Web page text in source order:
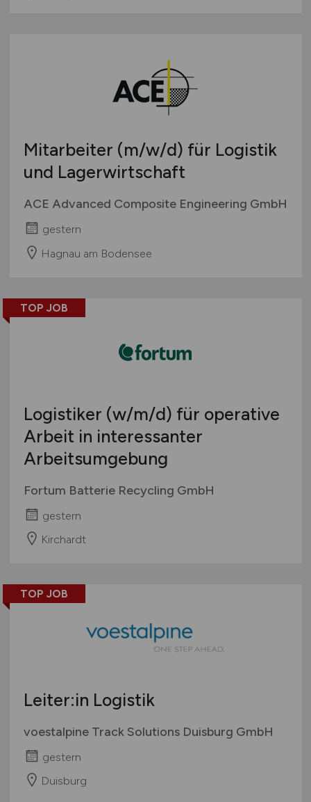
Mitarbeiter (m/w/d) für Logistik
und Lagerwirtschaft
ACE Advanced Composite Engineering GmbH
gestern
Hagnau am Bodensee
TOP JOB
Logistiker (w/m/d) für operative
Arbeit in interessanter
Arbeitsumgebung
Fortum Batterie Recycling GmbH
gestern
Kirchardt
TOP JOB
Leiter:in Logistik
voestalpine Track Solutions Duisburg GmbH
gestern
Duisburg